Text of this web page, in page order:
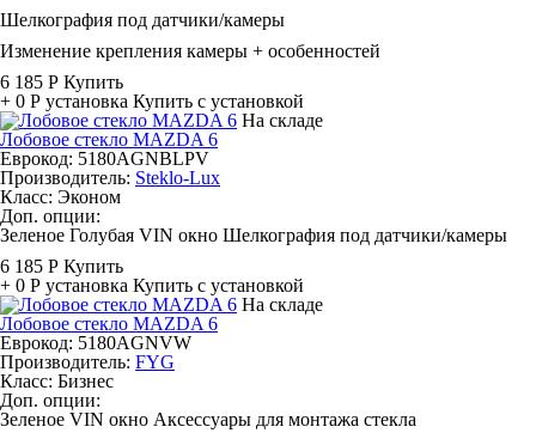
Шелкография под датчики/камеры
Изменение крепления камеры + особенностей
6 185 Р Купить
+ 0 Р установка Купить с установкой
На складе
Лобовое стекло MAZDA 6
Еврокод: 5180AGNBLPV
Производитель: Steklo-Lux
Класс: Эконом
Доп. опции:
Зеленое Голубая VIN окно Шелкография под датчики/камеры
6 185 Р Купить
+ 0 Р установка Купить с установкой
На складе
Лобовое стекло MAZDA 6
Еврокод: 5180AGNVW
Производитель: FYG
Класс: Бизнес
Доп. опции:
Зеленое VIN окно Аксессуары для монтажа стекла